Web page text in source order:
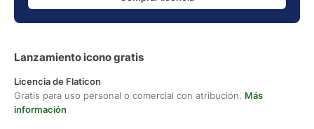
Lanzamiento icono gratis
Licencia de Flaticon
Gratis para uso personal o comercial con atribución. Más
información